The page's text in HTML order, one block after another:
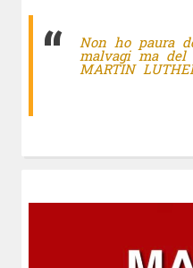
Non ho paura
malvagi ma del
MARTIN